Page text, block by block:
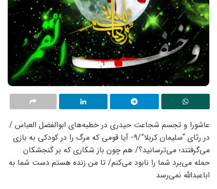
عاشورا و تجسم شجاعت حیدری در خطبه‌های ابوالفضل العباس /
در رثای “سلیمان کربلا”/۹- آیا قومی که مرگ را در کودکی به بازی
می‌گرفتند؛ می‌ترسانید؟/ هم چون باز شکاری که بر گنجشکان
حمله می‌برد شما را نابود می‌کنم/ تا من زنده هستم دست شما به
اباعبدالله نمی‌رسد